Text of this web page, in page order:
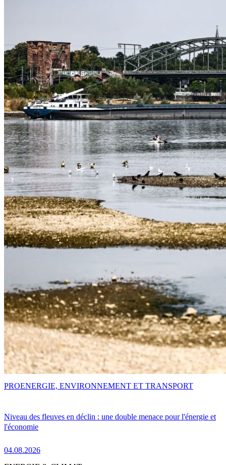
Niveau des fleuves en déclin : une double menace pour l'énergie et
l'économie
04.08.2026
PROENERGIE, ENVIRONNEMENT ET TRANSPORT